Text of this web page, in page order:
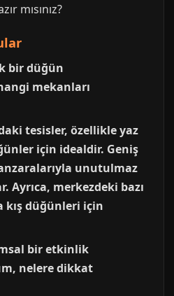
mısınız?
bir düğün
mekanları
tesisler, özellikle yaz
için idealdir. Geniş
unutulmaz
Ayrıca, merkezdeki bazı
kış düğünleri için
bir etkinlik
nelere dikkat